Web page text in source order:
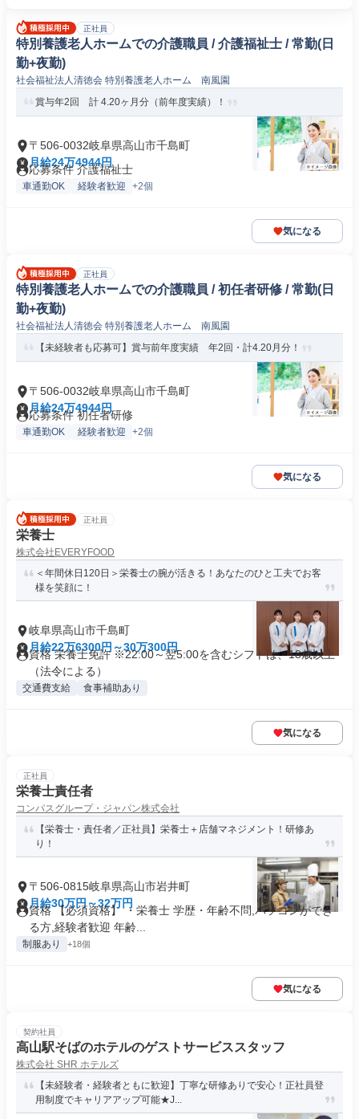
正社員
特別養護老人ホームでの介護職員 / 介護福祉士 / 常勤(日
勤+夜勤)
社会福祉法人清徳会 特別養護老人ホーム 南風園
賞与年2回 計 4.20ヶ月分（前年度実績）！
〒506-0032岐阜県高山市千島町
月給24万4944円
応募条件 介護福祉士
車通勤OK 経験者歓迎 +2個
気になる
正社員
特別養護老人ホームでの介護職員 / 初任者研修 / 常勤(日
勤+夜勤)
社会福祉法人清徳会 特別養護老人ホーム 南風園
【未経験者も応募可】賞与前年度実績 年2回・計4.20月分！
〒506-0032岐阜県高山市千島町
月給24万4944円
応募条件 初任者研修
車通勤OK 経験者歓迎 +2個
気になる
正社員
栄養士
株式会社EVERYFOOD
＜年間休日120日＞栄養士の腕が活きる！あなたのひと工夫でお客
様を笑顔に！
岐阜県高山市千島町
月給22万6300円～30万300円
資格 栄養士免許 ※22:00～翌5:00を含むシフトは、18歳以上
（法令による）
交通費支給 食事補助あり
気になる
正社員
栄養士責任者
コンパスグループ・ジャパン株式会社
【栄養士・責任者／正社員】栄養士＋店舗マネジメント！研修あ
り！
〒506-0815岐阜県高山市岩井町
月給30万円～32万円
資格 【必須資格】 ・栄養士 学歴・年齢不問,パソコンができ
る方,経験者歓迎 年齢...
制服あり +18個
気になる
契約社員
高山駅そばのホテルのゲストサービススタッフ
株式会社 SHR ホテルズ
【未経験者・経験者ともに歓迎】丁寧な研修ありで安心！正社員登
用制度でキャリアアップ可能★J...